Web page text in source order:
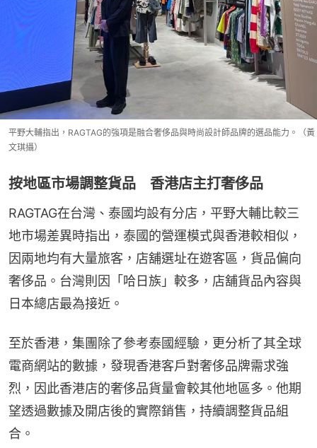
平野大輔指出，RAGTAG的強項是融合奢侈品與時尚設計師品牌的選品能力。（黃
文琪攝）
按地區市場調整貨品 香港店主打奢侈品
RAGTAG在台灣、泰國均設有分店，平野大輔比較三
地市場差異時指出，泰國的營運模式與香港較相似，
因兩地均有大量旅客，店舖選址在遊客區，貨品偏向
奢侈品。台灣則因「哈日族」較多，店舖貨品內容與
日本總店最為接近。
至於香港，集團除了參考泰國經驗，更分析了其全球
電商網站的數據，發現香港客戶對奢侈品牌需求強
烈，因此香港店的奢侈品貨量會較其他地區多。他期
望透過數據及開店後的實際銷售，持續調整貨品組
合。